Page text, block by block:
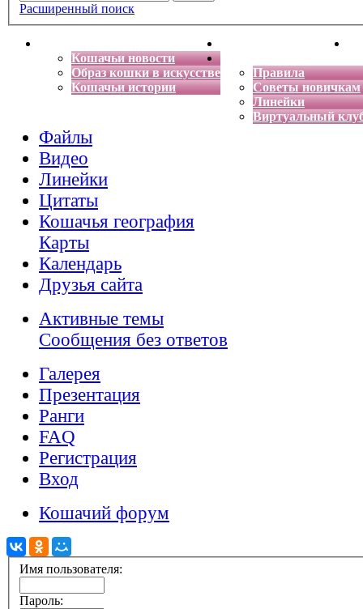
Расширенный поиск
Кошачьи новости
Образ кошки в искусстве
Кошачьи истории
Энциклопедия кошек
Правила
Советы новичкам
Линейки
Виртуальный
Файлы
Видео
Линейки
Цитаты
Кошачья география
Карты
Календарь
Друзья сайта
Активные темы
Сообщения без ответов
Галерея
Презентация
Ранги
FAQ
Регистрация
Вход
Кошачий форум
Имя пользователя:
Пароль: